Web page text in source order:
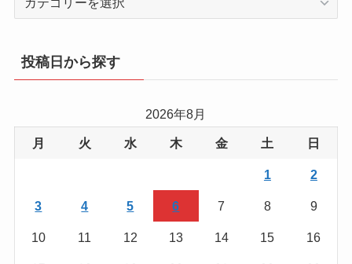
リ
ー
を
投稿日から探す
2026年8月
月 火 水 木 金 土 日
1 2
3 4 5 6 7 8 9
10 11 12 13 14 15 16